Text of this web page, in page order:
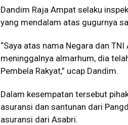
Dandim Raja Ampat selaku
yang mendalam atas gugurnya
“Saya atas nama Negara dan
meninggalnya almarhum, dia
Pembela Rakyat,” ucap Dandim.
Dalam kesempatan tersebut
asuransi dan santunan dari
asuransi dari Asabri.